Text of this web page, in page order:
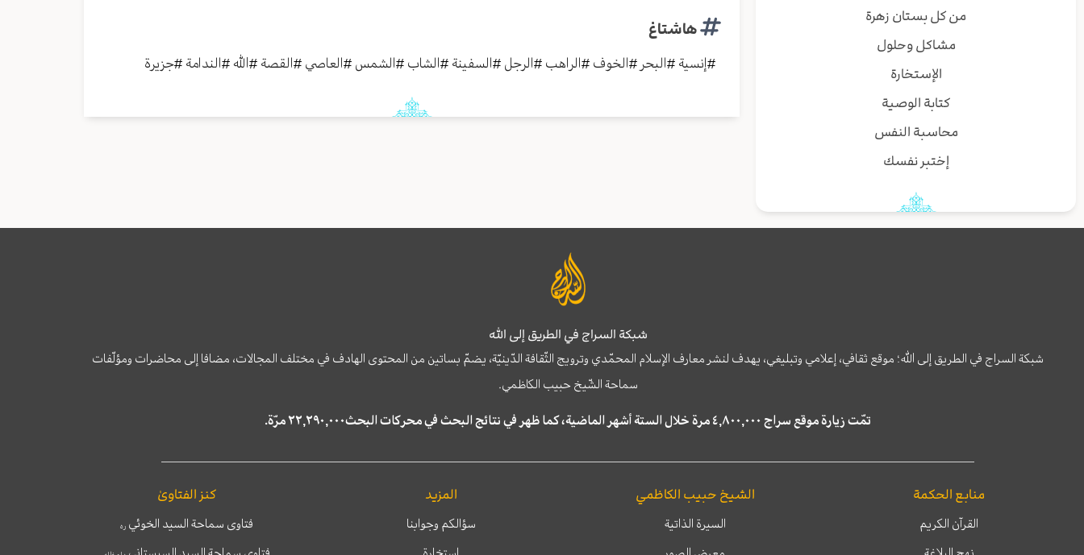
من كل بستان زهرة
مشاكل وحلول
الإستخارة
كتابة الوصية
محاسبة النفس
إختبر نفسك
هاشتاغ
#إنسية #البحر #الخوف #الراهب #الرجل #السفينة #الشاب #الشمس #العاصي #القصة #الله#الندامة #جزيرة
شبكة السراج في الطريق إلى الله
شبكة السراج في الطريق إلى الله؛ موقع ثقافي، إعلامي وتبليغي، يهدف لنشر معارف الإسلام المحمّدي وترويج الثّقافة الدّينيّة، يضمّ بساتين من المحتوى الهادف في مختلف المجالات، مضافا إلى محاضرات ومؤلّفات
سماحة الشّيخ حبيب الكاظمي.
تمّت زيارة موقع سراج ٤,٨٠٠,٠٠٠ مرة خلال الستة أشهر الماضية، كما ظهر في نتائج البحث في محركات البحث٢٢,٢٩٠,٠٠٠ مرّة.
منابع الحكمة
القرآن الكريم
الشيخ حبيب الكاظمي
السيرة الذاتية
المزيد
سؤالكم وجوابنا
كنز الفتاوىٰ
فتاوى سماحة السيد الخوئي ره